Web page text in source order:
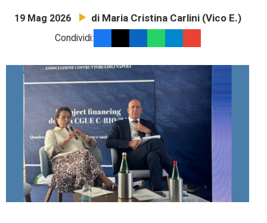
19 Mag 2026 di Maria Cristina Carlini (Vico E.)
Condividi: